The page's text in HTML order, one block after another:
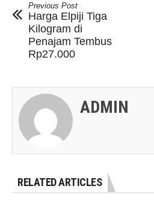
Previous Post
Harga Elpiji Tiga
Kilogram di
Penajam Tembus
Rp27.000
ADMIN
RELATED ARTICLES